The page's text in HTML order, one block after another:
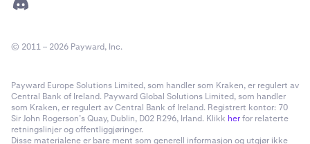
© 2011 – 2026 Payward, Inc.
Payward Europe Solutions Limited, som handler som Kraken, er regulert av
Central Bank of Ireland. Payward Global Solutions Limited, som handler
som Kraken, er regulert av Central Bank of Ireland. Registrert kontor: 70
Sir John Rogerson’s Quay, Dublin, D02 R296, Irland. Klikk herfor relaterte
retningslinjer og offentliggjøringer.
Disse materialene er bare ment som generell informasjon og utgjør ikke